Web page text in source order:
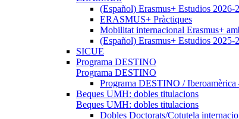
(Español) Erasmus+ Estudios 2026-
ERASMUS+ Pràctiques
Mobilitat internacional Erasmus+
(Español) Erasmus+ Estudios 2025-
SICUE
Programa DESTINO
Programa DESTINO
Programa DESTINO / Iberoamèrica
Beques UMH: dobles titulacions
Beques UMH: dobles titulacions
Dobles Doctorats/Cotutela